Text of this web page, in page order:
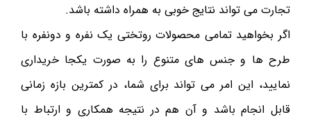
تجارت می تواند نتایج خوبی به همراه داشته باشد.
اگر بخواهید تمامی محصولات روتختی یک نفره و دونفره با
طرح ها و جنس های متنوع را به صورت یکجا خریداری
نمایید، این امر می تواند برای شما، در کمترین بازه زمانی
قابل انجام باشد و آن هم در نتیجه همکاری و ارتباط با